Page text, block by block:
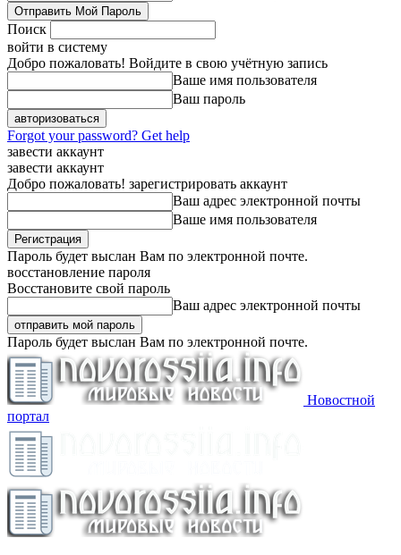
Поиск
войти в систему
Добро пожаловать! Войдите в свою учётную запись
Ваше имя пользователя
Ваш пароль
Forgot your password? Get help
завести аккаунт
завести аккаунт
Добро пожаловать! зарегистрировать аккаунт
Ваш адрес электронной почты
Ваше имя пользователя
Пароль будет выслан Вам по электронной почте.
восстановление пароля
Восстановите свой пароль
Ваш адрес электронной почты
Пароль будет выслан Вам по электронной почте.
Новостной
портал